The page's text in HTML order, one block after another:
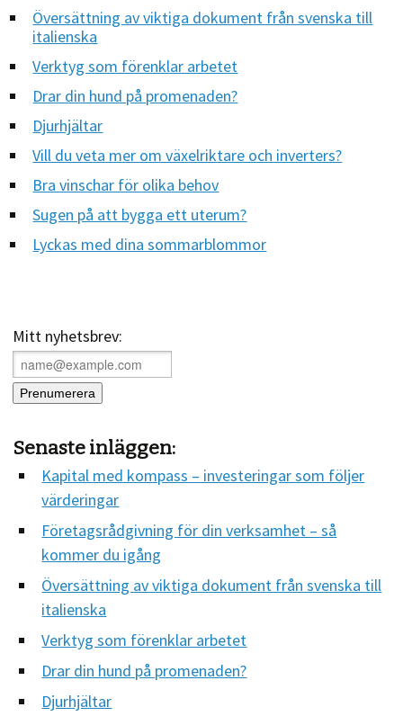
Översättning av viktiga dokument från svenska till
italienska
Verktyg som förenklar arbetet
Drar din hund på promenaden?
Djurhjältar
Vill du veta mer om växelriktare och inverters?
Bra vinschar för olika behov
Sugen på att bygga ett uterum?
Lyckas med dina sommarblommor
Mitt nyhetsbrev:
Senaste inläggen:
Kapital med kompass – investeringar som följer
värderingar
Företagsrådgivning för din verksamhet – så
kommer du igång
Översättning av viktiga dokument från svenska till
italienska
Verktyg som förenklar arbetet
Drar din hund på promenaden?
Djurhjältar